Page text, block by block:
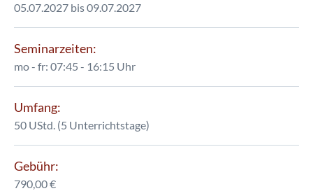
05.07.2027 bis 09.07.2027
Seminarzeiten:
mo - fr: 07:45 - 16:15 Uhr
Umfang:
50 UStd. (5 Unterrichtstage)
Gebühr:
790,00 €